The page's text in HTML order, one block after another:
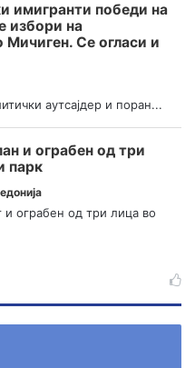
имигранти победи на
избори на
Се огласи и
аутсајдер и поран...
и ограбен од три
парк
и ограбен од три лица во